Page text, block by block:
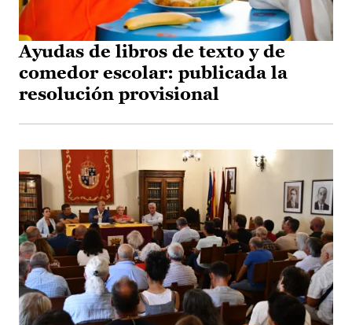
Ayudas de libros de texto y de
comedor escolar: publicada la
resolución provisional